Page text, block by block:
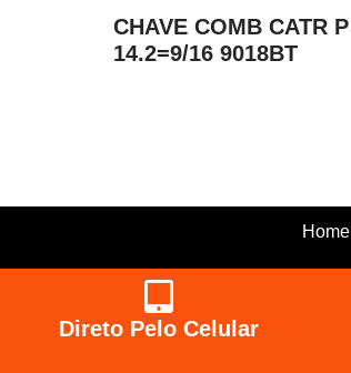
CHAVE COMB CATR P
14.2=9/16 9018BT
Home
Direto Pelo Celular